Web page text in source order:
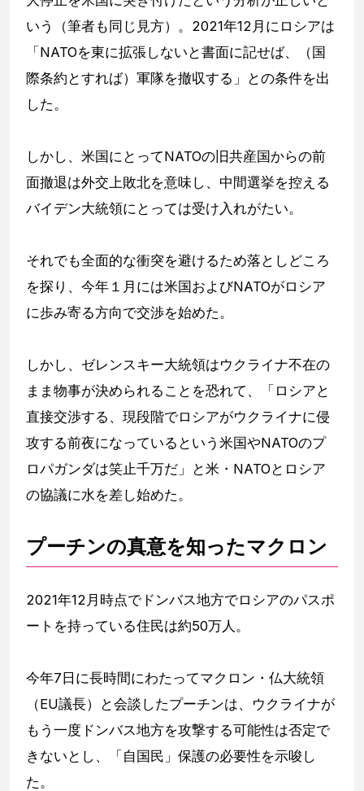
いう（筆者も同じ見方）。2021年12月にロシアは
「NATOを東に拡張しないと書面に記せば、（国
際条約とすれば）軍隊を撤収する」との条件を出
した。
しかし、米国にとってNATOの旧共産国からの前
面撤退は外交上敗北を意味し、中間選挙を控える
バイデン大統領にとっては受け入れがたい。
それでも全面的な衝突を避けるため落としどころ
を探り、今年１月には米国およびNATOがロシア
に歩み寄る方向で交渉を始めた。
しかし、ゼレンスキー大統領はウクライナ不在の
まま物事が決められることを恐れて、「ロシアと
直接交渉する、現段階でロシアがウクライナに侵
攻する前夜になっているという米国やNATOのプ
ロパガンダは笑止千万だ」と米・NATOとロシア
の協議に水を差し始めた。
プーチンの真意を知ったマクロン
2021年12月時点でドンバス地方でロシアのパスポ
ートを持っている住民は約50万人。
今年7日に長時間にわたってマクロン・仏大統領
（EU議長）と会談したプーチンは、ウクライナが
もう一度ドンバス地方を攻撃する可能性は否定で
きないとし、「自国民」保護の必要性を示唆し
た。